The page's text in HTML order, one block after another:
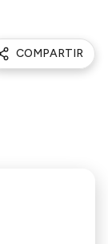
COMPARTIR